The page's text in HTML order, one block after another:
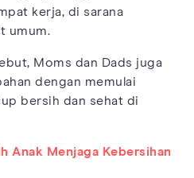
kerja, di sarana
umum.
Moms dan Dads juga
dengan memulai
bersih dan sehat di
Anak Menjaga Kebersihan